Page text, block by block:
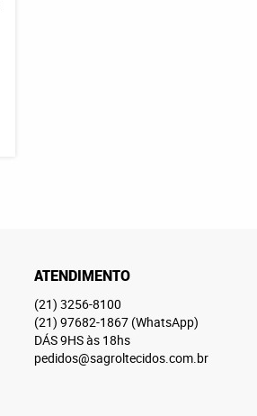
ATENDIMENTO
(21) 3256-8100
(21) 97682-1867 (WhatsApp)
DÁS 9HS às 18hs
pedidos@sagroltecidos.com.br